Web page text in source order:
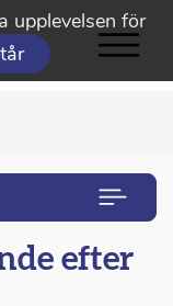
upplevelsen för
efter